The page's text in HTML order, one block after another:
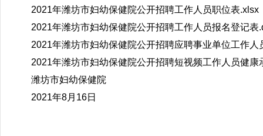
2021年潍坊市妇幼保健院公开招聘工作人员职位表.xlsx
2021年潍坊市妇幼保健院公开招聘工作人员报名登记表
2021年潍坊市妇幼保健院公开招聘应聘事业单位工作人
2021年潍坊市妇幼保健院公开招聘短视频工作人员健康
潍坊市妇幼保健院
2021年8月16日